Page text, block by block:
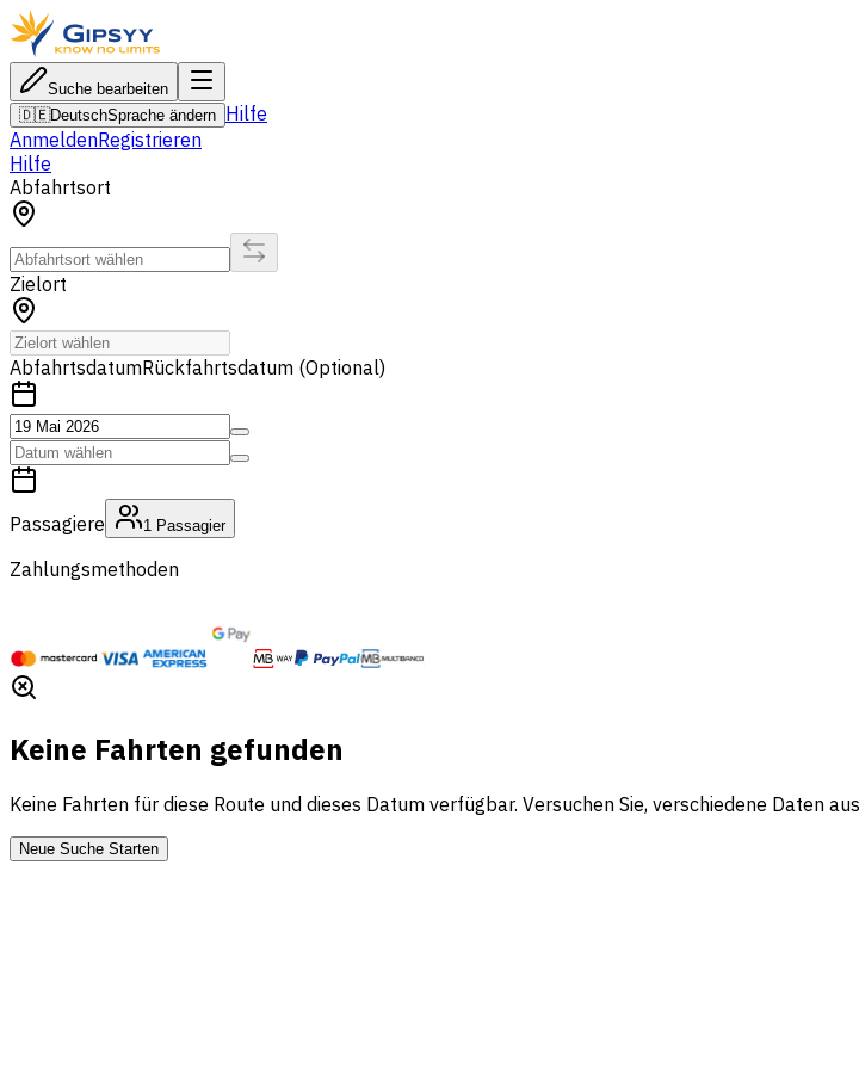
Suche bearbeiten
🇩🇪DeutschSprache ändern Hilfe
AnmeldenRegistrieren
Hilfe
Abfahrtsort
Zielort
AbfahrtsdatumRückfahrtsdatum (Optional)
Passagiere 1 Passagier
Zahlungsmethoden
Keine Fahrten gefunden
Keine Fahrten für diese Route und dieses Datum verfügbar. Versuchen Sie, verschiedene Daten
Neue Suche Starten